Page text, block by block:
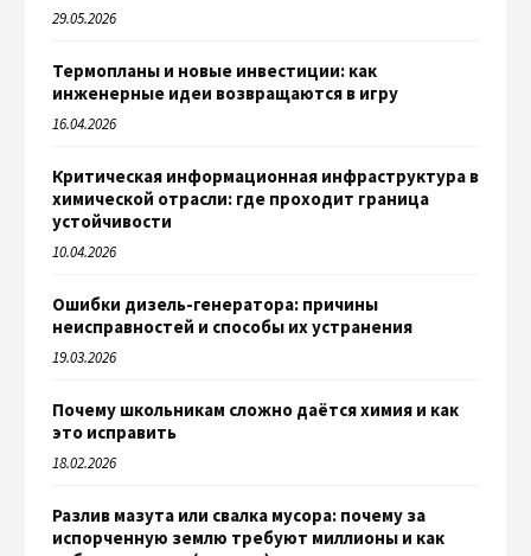
29.05.2026
Термопланы и новые инвестиции: как
инженерные идеи возвращаются в игру
16.04.2026
Критическая информационная инфраструктура в
химической отрасли: где проходит граница
устойчивости
10.04.2026
Ошибки дизель-генератора: причины
неисправностей и способы их устранения
19.03.2026
Почему школьникам сложно даётся химия и как
это исправить
18.02.2026
Разлив мазута или свалка мусора: почему за
испорченную землю требуют миллионы и как